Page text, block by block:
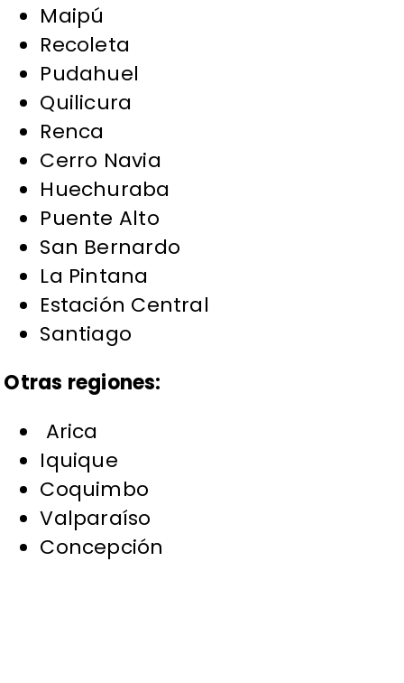
Maipú
Recoleta
Pudahuel
Quilicura
Renca
Cerro Navia
Huechuraba
Puente Alto
San Bernardo
La Pintana
Estación Central
Santiago
Otras regiones:
Arica
Iquique
Coquimbo
Valparaíso
Concepción